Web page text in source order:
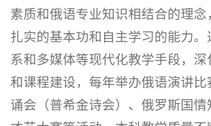
素质和俄语专业知识相结合的理
扎实的基本功和自主学习的能力
系和多媒体等现代化教学手段，
和课程建设，每年举办俄语演讲
诵会（普希金诗会）、俄罗斯国